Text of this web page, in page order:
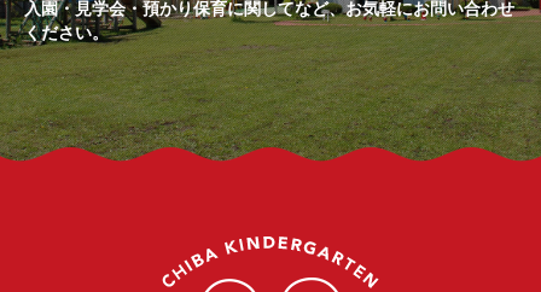
入園・見学会・預かり保育に関してなど、お気軽にお問い合わせ
ください。